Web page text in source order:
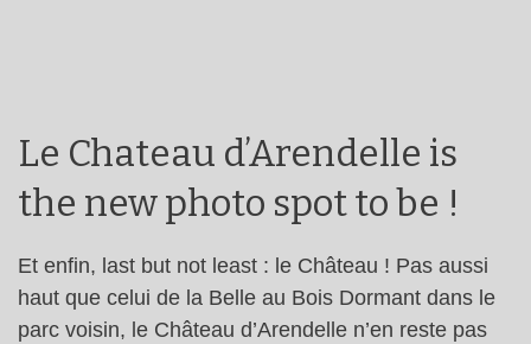
Le Chateau d’Arendelle is
the new photo spot to be !
Et enfin, last but not least : le Château ! Pas aussi
haut que celui de la Belle au Bois Dormant dans le
parc voisin, le Château d’Arendelle n’en reste pas